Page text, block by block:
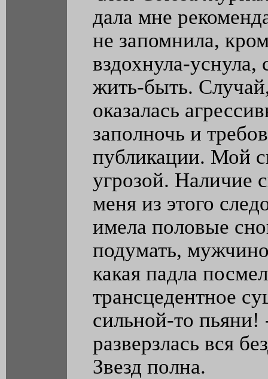
дала мне
не запомнила,
вздохнула-уснула,
жить-быть.
оказалась
заполночь и
публикации. Мой
угрозой. Наличие
меня из этого
имела половые
подумать,
какая падла
трансцедентное
сильной-то пьяни!
разверзлась вся
Звезд полна.